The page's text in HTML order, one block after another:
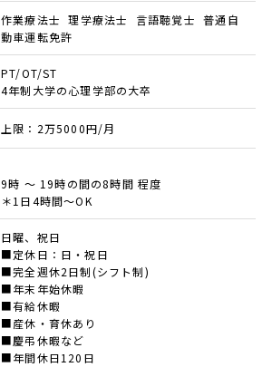
作業療法士 理学療法士 言語聴覚士 普通自
動車運転免許
PT/OT/ST
4年制大学の心理学部の大卒
上限：2万5000円/月
9時 ～ 19時の間の8時間 程度
＊1日4時間～OK
日曜、祝日
■定休日：日・祝日
■完全週休2日制(シフト制)
■年末年始休暇
■有給休暇
■産休・育休あり
■慶弔休暇など
■年間休日120日